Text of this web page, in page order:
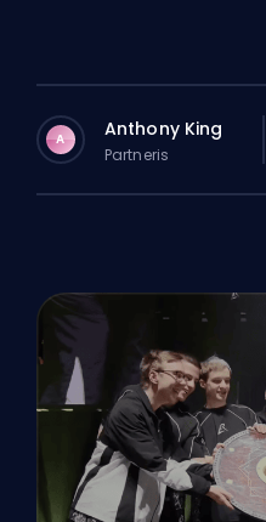
A Anthony King
Partneris